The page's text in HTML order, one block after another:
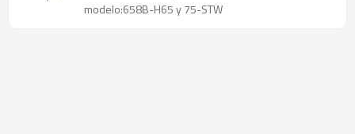
modelo:658B-H65 y 75-STW